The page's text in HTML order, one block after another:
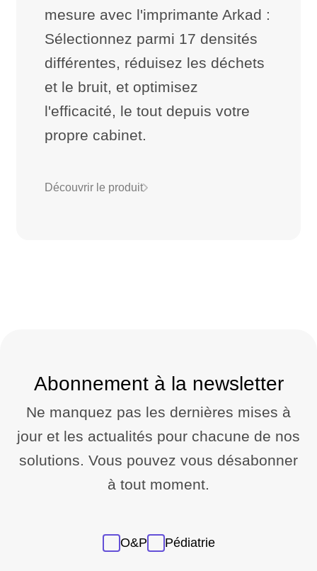
mesure avec l'imprimante Arkad :
Sélectionnez parmi 17 densités
différentes, réduisez les déchets
et le bruit, et optimisez
l'efficacité, le tout depuis votre
propre cabinet.
Découvrir le produit
Abonnement à la newsletter
Ne manquez pas les dernières mises à
jour et les actualités pour chacune de nos
solutions. Vous pouvez vous désabonner
à tout moment.
O&P Pédiatrie